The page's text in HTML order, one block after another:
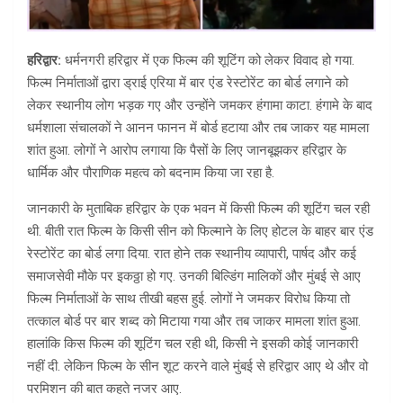
हरिद्वार: धर्मनगरी हरिद्वार में एक फिल्म की शूटिंग को लेकर विवाद हो गया.
फिल्म निर्माताओं द्वारा ड्राई एरिया में बार एंड रेस्टोरेंट का बोर्ड लगाने को
लेकर स्थानीय लोग भड़क गए और उन्होंने जमकर हंगामा काटा. हंगामे के बाद
धर्मशाला संचालकों ने आनन फानन में बोर्ड हटाया और तब जाकर यह मामला
शांत हुआ. लोगों ने आरोप लगाया कि पैसों के लिए जानबूझकर हरिद्वार के
धार्मिक और पौराणिक महत्व को बदनाम किया जा रहा है.
जानकारी के मुताबिक हरिद्वार के एक भवन में किसी फिल्म की शूटिंग चल रही
थी. बीती रात फिल्म के किसी सीन को फिल्माने के लिए होटल के बाहर बार एंड
रेस्टोरेंट का बोर्ड लगा दिया. रात होने तक स्थानीय व्यापारी, पार्षद और कई
समाजसेवी मौके पर इकठ्ठा हो गए. उनकी बिल्डिंग मालिकों और मुंबई से आए
फिल्म निर्माताओं के साथ तीखी बहस हुई. लोगों ने जमकर विरोध किया तो
तत्काल बोर्ड पर बार शब्द को मिटाया गया और तब जाकर मामला शांत हुआ.
हालांकि किस फिल्म की शूटिंग चल रही थी, किसी ने इसकी कोई जानकारी
नहीं दी. लेकिन फिल्म के सीन शूट करने वाले मुंबई से हरिद्वार आए थे और वो
परमिशन की बात कहते नजर आए.